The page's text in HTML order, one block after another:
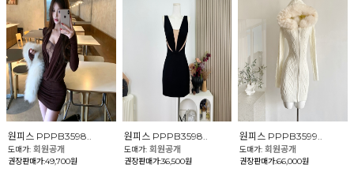
원피스 PPPB3598..
도매가: 회원공개
권장판매가:49,700원
원피스 PPPB3598..
도매가: 회원공개
권장판매가:36,500원
원피스 PPPB3599..
도매가:회원공개
권장판매가:66,000원